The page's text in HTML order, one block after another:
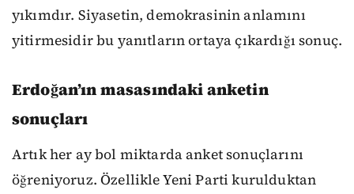
yıkımdır. Siyasetin, demokrasinin anlamını
yitirmesidir bu yanıtların ortaya çıkardığı sonuç.
Erdoğan’ın masasındaki anketin
sonuçları
Artık her ay bol miktarda anket sonuçlarını
öğreniyoruz. Özellikle Yeni Parti kurulduktan